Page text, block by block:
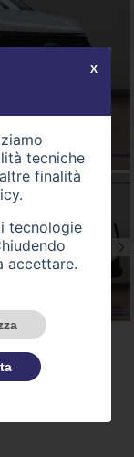
tecniche
finalità
.
tecnologie
accettare.
X